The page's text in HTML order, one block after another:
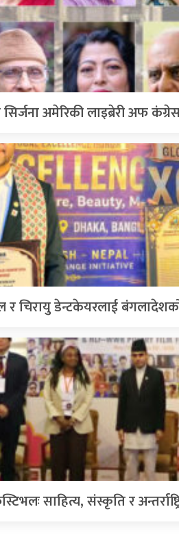
सिर्जना अमेरिकी लाइब्रेरी अफ
र चिरायु डेन्टकेयरलाई
साहित्य, संस्कृति र